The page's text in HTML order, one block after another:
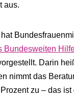
aus.
Bundesweiten
Darin
nimmt das
zu – das